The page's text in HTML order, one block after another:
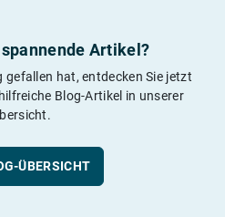
Artikel?
gefallen hat, entdecken Sie jetzt
Blog-Artikel in unserer
ÜBERSICHT